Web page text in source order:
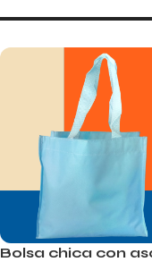
Bolsa chica con